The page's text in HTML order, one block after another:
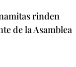
rinden
de la Asamblea